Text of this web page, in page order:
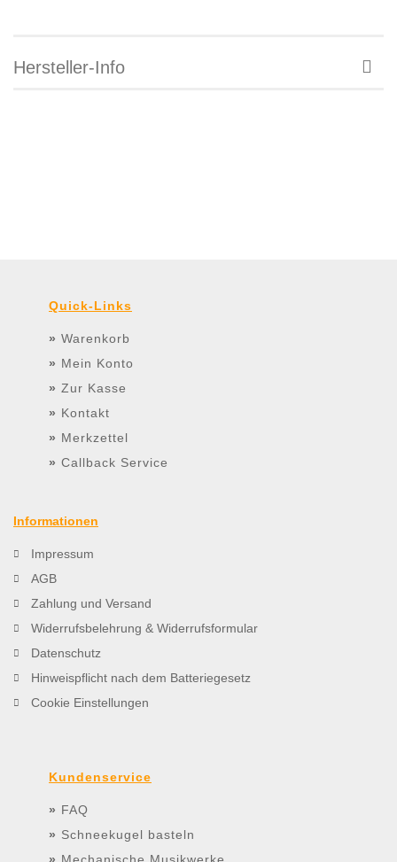
Hersteller-Info
Quick-Links
» Warenkorb
» Mein Konto
» Zur Kasse
» Kontakt
» Merkzettel
» Callback Service
Informationen
Impressum
AGB
Zahlung und Versand
Widerrufsbelehrung & Widerrufsformular
Datenschutz
Hinweispflicht nach dem Batteriegesetz
Cookie Einstellungen
Kundenservice
» FAQ
» Schneekugel basteln